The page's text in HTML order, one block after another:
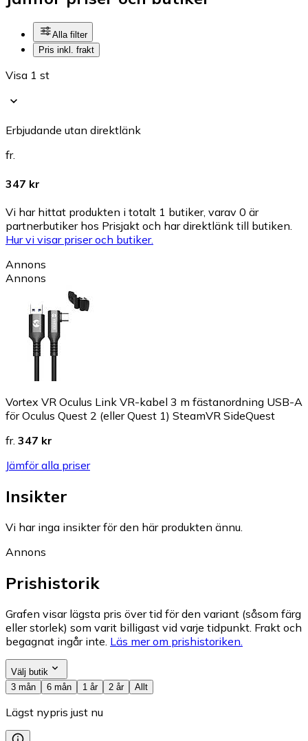
Alla filter
Pris inkl. frakt
Visa 1 st
Erbjudande utan direktlänk
fr.
347 kr
Vi har hittat produkten i totalt 1 butiker, varav 0 är
partnerbutiker hos Prisjakt och har direktlänk till butiken.
Hur vi visar priser och butiker.
Annons
Annons
Vortex VR Oculus Link VR-kabel 3 m fästanordning USB-A
för Oculus Quest 2 (eller Quest 1) SteamVR SideQuest
fr. 347 kr
Jämför alla priser
Insikter
Vi har inga insikter för den här produkten ännu.
Annons
Prishistorik
Grafen visar lägsta pris över tid för den variant (såsom färg
eller storlek) som varit billigast vid varje tidpunkt. Frakt och
begagnat ingår inte. Läs mer om prishistoriken.
Välj butik
3 mån
6 mån 1 år 2 år Allt
Lägst nypris just nu